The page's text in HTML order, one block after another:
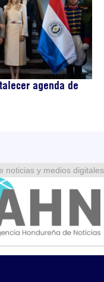
agenda de
noticias y medios digitales